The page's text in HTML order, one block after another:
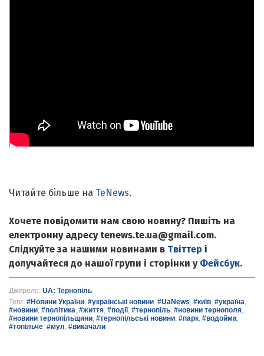
Читайте більше на TeNews.
Хочете повідомити нам свою новину? Пишіть на
електронну адресу tenews.te.ua@gmail.com.
Слідкуйте за нашими новинами в Твіттер і
долучайтеся до нашої групи і сторінки у Фейсбук.
Джерело: UA: Тернопіль
Теги: #Новини України, #українські новини, #UaNews, #київ, #україна,
#новини, #політика, #життя, #події, #тернопіль, #новини тернополя,
#новини тернопільщини, #тернопільські новини, #парк, #водойма,
#топільче, #мул, #викачали